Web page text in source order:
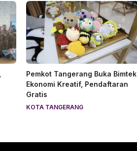
Pemkot Tangerang Buka Bimtek
Ekonomi Kreatif, Pendaftaran
Gratis
KOTA TANGERANG